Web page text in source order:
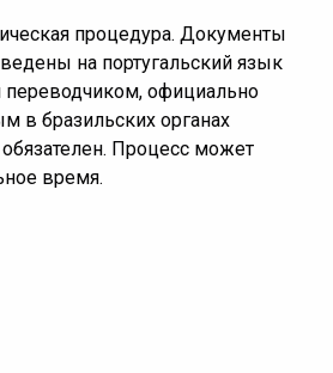
процедура. Документы
на португальский язык
официально
в бразильских органах
Процесс может
время.